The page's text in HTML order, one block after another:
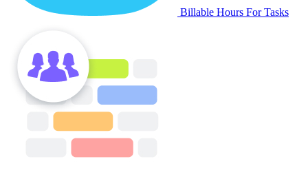
Billable Hours For Tasks